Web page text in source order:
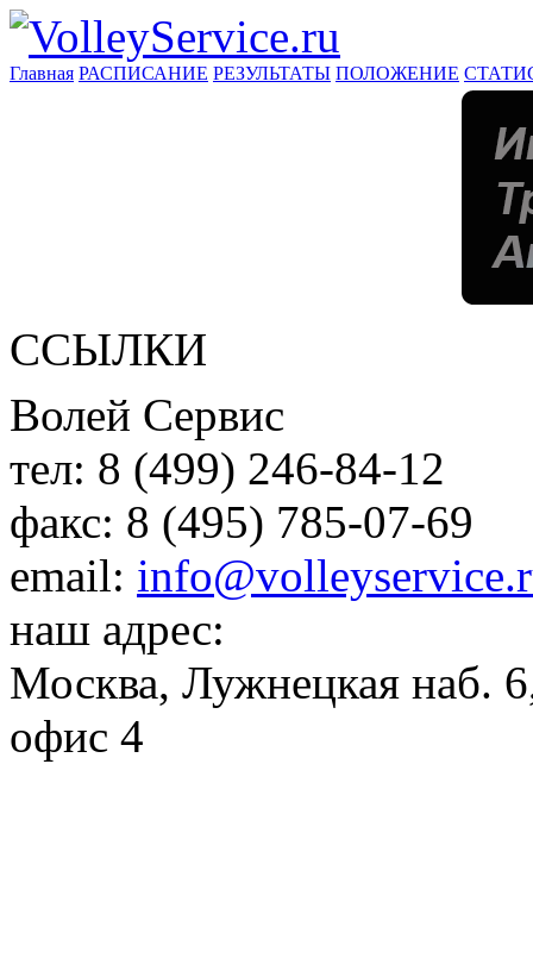
Главная РАСПИСАНИЕ РЕЗУЛЬТАТЫ ПОЛОЖЕНИЕ
ССЫЛКИ
Волей Сервис
тел: 8 (499) 246-84-12
факс: 8 (495) 785-07-69
email:
наш адрес:
Москва, Лужнецкая наб.
офис 4